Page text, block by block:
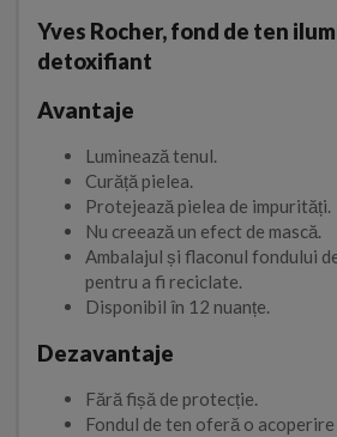
Yves Rocher, fond de ten
detoxifiant
Avantaje
Luminează tenul.
Curăță pielea.
Protejează pielea de impurități.
Nu creează un efect de mască.
Ambalajul și flaconul fondului
pentru a fi reciclate.
Disponibil în 12 nuanțe.
Dezavantaje
Fără fișă de protecție.
Fondul de ten oferă o